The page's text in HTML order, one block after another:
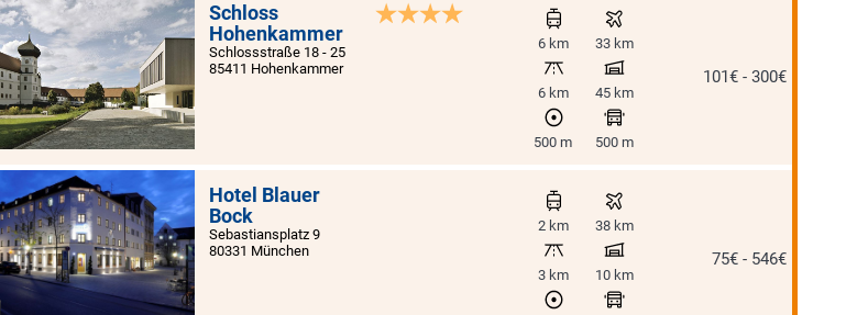
Schloss
Hohenkammer
Schlossstraße 18 - 25
85411 Hohenkammer
6 km 33 km
6 km 45 km
500 m 500 m
101€ - 300€
Hotel Blauer
Bock
Sebastiansplatz 9
80331 München
2 km 38 km
3 km 10 km
75€ - 546€